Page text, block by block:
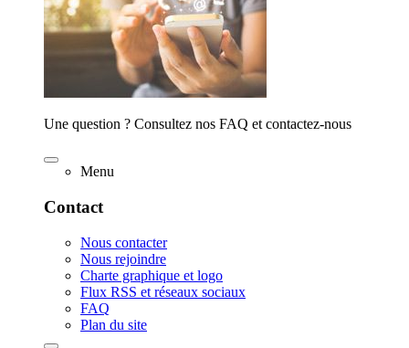
Une question ? Consultez nos FAQ et contactez-nous
Menu
Contact
Nous contacter
Nous rejoindre
Charte graphique et logo
Flux RSS et réseaux sociaux
FAQ
Plan du site